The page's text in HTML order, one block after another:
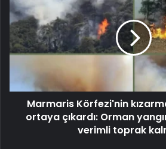
Marmaris Körfezi'nin
ortaya çıkardı: Orman
verimli toprak